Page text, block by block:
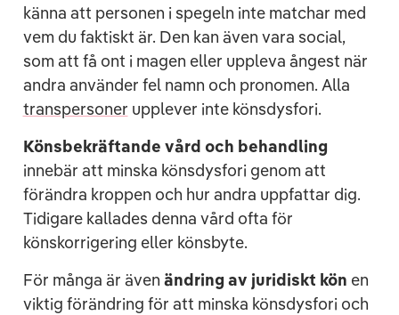
känna att personen i spegeln inte matchar med
vem du faktiskt är. Den kan även vara social,
som att få ont i magen eller uppleva ångest när
andra använder fel namn och pronomen. Alla
transpersoner upplever inte könsdysfori.
Könsbekräftande vård och behandling
innebär att minska könsdysfori genom att
förändra kroppen och hur andra uppfattar dig.
Tidigare kallades denna vård ofta för
könskorrigering eller könsbyte.
För många är även ändring av juridiskt kön en
viktig förändring för att minska könsdysfori och